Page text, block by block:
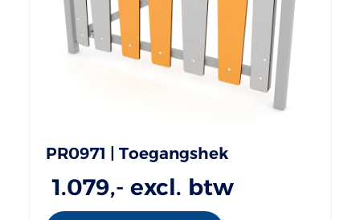
PR0971 | Toegangshek
1.079,- excl. btw